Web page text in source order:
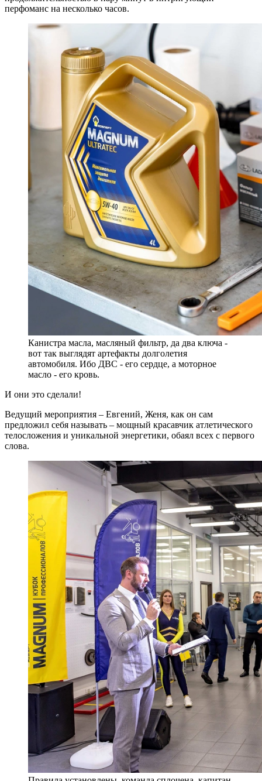
перфоманс на несколько часов.
Канистра масла, масляный фильтр, да два ключа -
вот так выглядят артефакты долголетия
автомобиля. Ибо ДВС - его сердце, а моторное
масло - его кровь.
И они это сделали!
Ведущий мероприятия – Евгений, Женя, как он сам
предложил себя называть – мощный красавчик атлетического
телосложения и уникальной энергетики, обаял всех с первого
слова.